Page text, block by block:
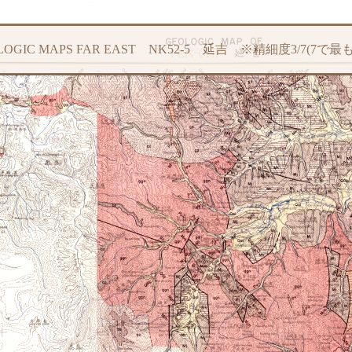
MAPS FAR EAST NK52-5 延吉 ※精細度3/7(7で最